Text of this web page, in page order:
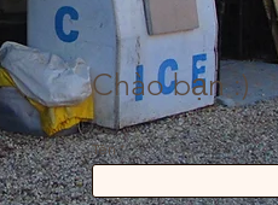
Chào bạn :)
Tên